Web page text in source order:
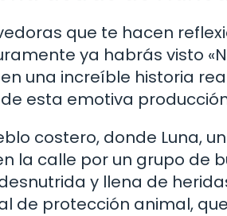
que te hacen
ya habrás visto
una increíble historia
esta emotiva
costero, donde Luna,
la calle por un grupo de
y llena de
de protección animal,